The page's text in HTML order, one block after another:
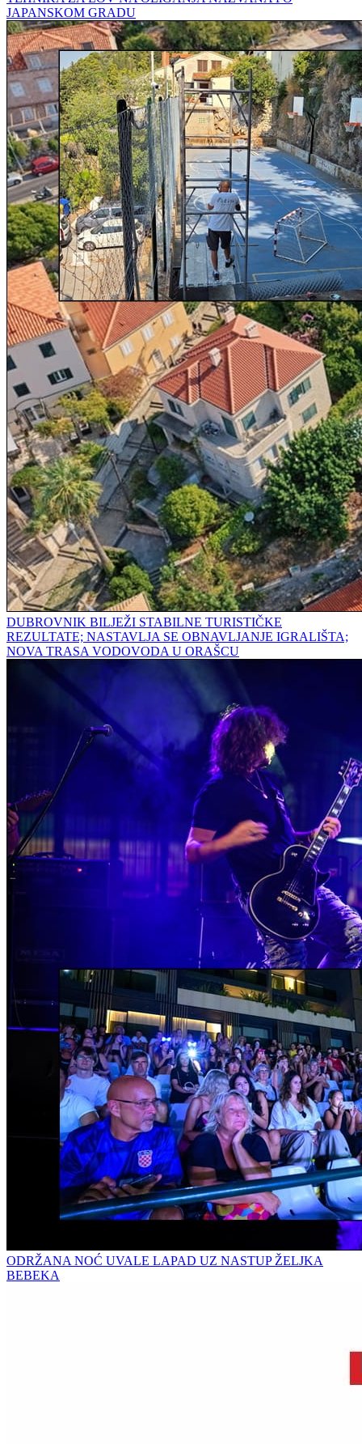
JAPANSKOM GRADU
DUBROVNIK BILJEŽI STABILNE TURISTIČKE
REZULTATE; NASTAVLJA SE OBNAVLJANJE IGRALIŠTA;
NOVA TRASA VODOVODA U ORAŠCU
ODRŽANA NOĆ UVALE LAPAD UZ NASTUP ŽELJKA
BEBEKA